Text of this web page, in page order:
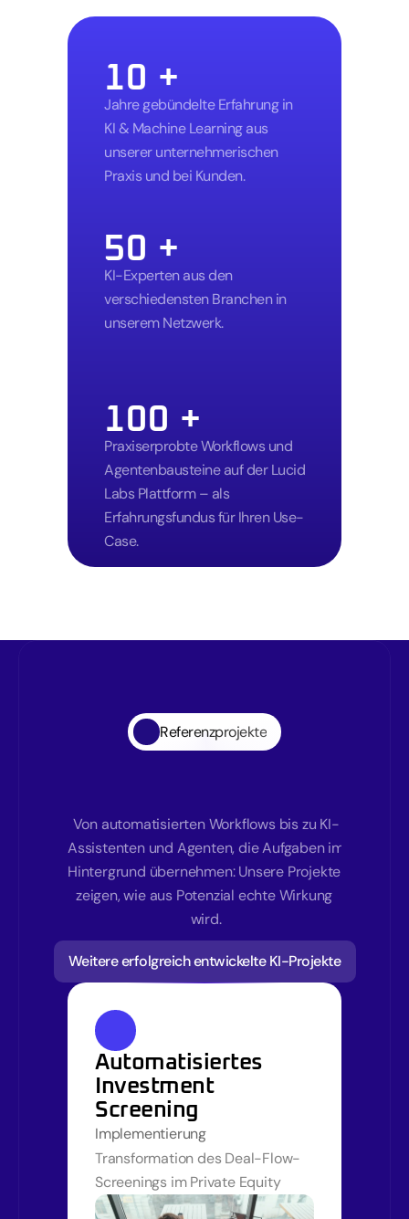
10 +
Jahre gebündelte Erfahrung in
KI & Machine Learning aus
unserer unternehmerischen
Praxis und bei Kunden.
50 +
KI-Experten aus den
verschiedensten Branchen in
unserem Netzwerk.
100 +
Praxiserprobte Workflows und
Agentenbausteine auf der Lucid
Labs Plattform – als
Erfahrungsfundus für Ihren Use-
Case.
Referenzprojekte
Von automatisierten Workflows bis zu KI-
Assistenten und Agenten, die Aufgaben im
Hintergrund übernehmen: Unsere Projekte
zeigen, wie aus Potenzial echte Wirkung
wird.
Weitere erfolgreich entwickelte KI-Projekte
Automatisiertes
Investment
Screening
Implementierung
Transformation des Deal-Flow-
Screenings im Private Equity